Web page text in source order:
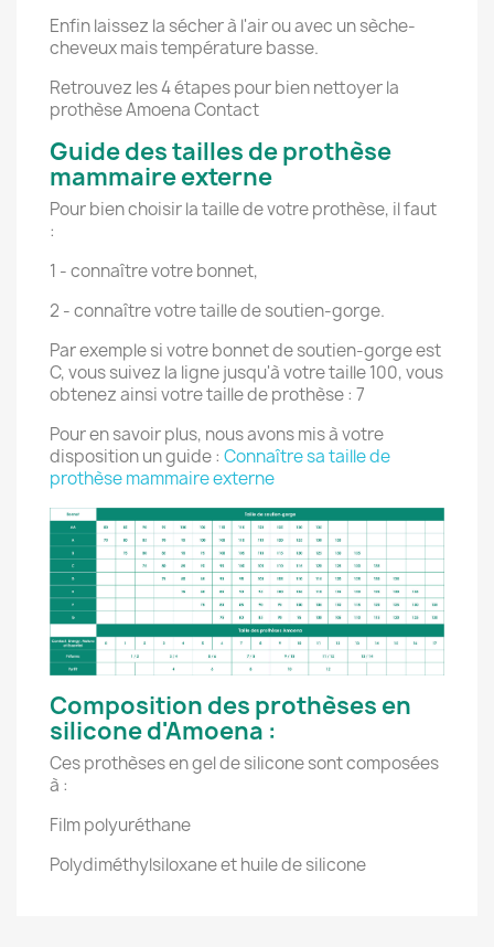
Enfin laissez la sécher à l'air ou avec un sèche-
cheveux mais température basse.
Retrouvez les 4 étapes pour bien nettoyer la
prothèse Amoena Contact
Guide des tailles de prothèse
mammaire externe
Pour bien choisir la taille de votre prothèse, il faut
:
1 - connaître votre bonnet,
2 - connaître votre taille de soutien-gorge.
Par exemple si votre bonnet de soutien-gorge est
C, vous suivez la ligne jusqu'à votre taille 100, vous
obtenez ainsi votre taille de prothèse : 7
Pour en savoir plus, nous avons mis à votre
disposition un guide : Connaître sa taille de
prothèse mammaire externe
Composition des prothèses en
silicone d'Amoena :
Ces prothèses en gel de silicone sont composées
à :
Film polyuréthane
Polydiméthylsiloxane et huile de silicone